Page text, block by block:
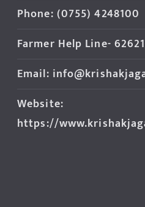
Phone: (0755) 4248100
Farmer Help Line-
Email:
Website:
https://